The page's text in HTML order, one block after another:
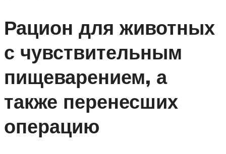
Рацион для животных
с чувствительным
пищеварением, а
также перенесших
операцию